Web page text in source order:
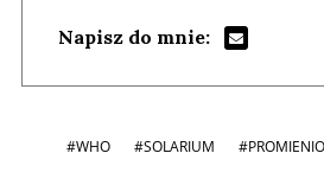
Napisz do mnie:
#WHO #SOLARIUM